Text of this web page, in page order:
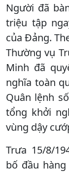
Người đã
triệu tập
của Đảng.
Thường vụ
Minh đã
nghĩa toàn
Quân lệnh
tổng khởi
vùng dậy
Trưa 15/8/
bố đầu